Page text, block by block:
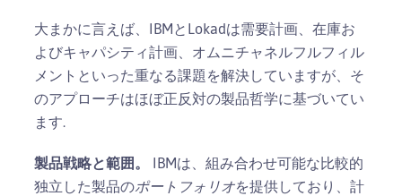
大まかに言えば、IBMとLokadは需要計画、在庫お
よびキャパシティ計画、オムニチャネルフルフィル
メントといった重なる課題を解決していますが、そ
のアプローチはほぼ正反対の製品哲学に基づいてい
ます.
製品戦略と範囲。
IBMは、組み合わせ可能な比較的
独立した製品のポートフォリオを提供しており、計